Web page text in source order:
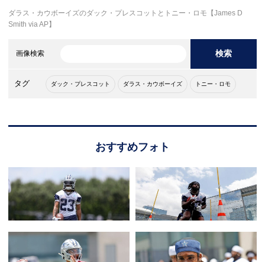
ダラス・カウボーイズのダック・プレスコットとトニー・ロモ【James D
Smith via AP】
画像検索 検索
タグ ダック・プレスコット ダラス・カウボーイズ トニー・ロモ
おすすめフォト